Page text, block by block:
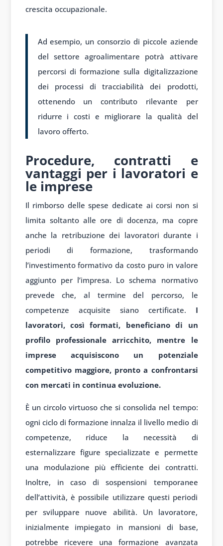
crescita occupazionale.
Ad esempio, un consorzio di piccole aziende
del settore agroalimentare potrà attivare
percorsi di formazione sulla digitalizzazione
dei processi di tracciabilità dei prodotti,
ottenendo un contributo rilevante per
ridurre i costi e migliorare la qualità del
lavoro offerto.
Procedure, contratti e
vantaggi per i lavoratori e
le imprese
Il rimborso delle spese dedicate ai corsi non si
limita soltanto alle ore di docenza, ma copre
anche la retribuzione dei lavoratori durante i
periodi di formazione, trasformando
l’investimento formativo da costo puro in valore
aggiunto per l’impresa. Lo schema normativo
prevede che, al termine del percorso, le
competenze acquisite siano certificate. I
lavoratori, così formati, beneficiano di un
profilo professionale arricchito, mentre le
imprese acquisiscono un potenziale
competitivo maggiore, pronto a confrontarsi
con mercati in continua evoluzione.
È un circolo virtuoso che si consolida nel tempo:
ogni ciclo di formazione innalza il livello medio di
competenze, riduce la necessità di
esternalizzare figure specializzate e permette
una modulazione più efficiente dei contratti.
Inoltre, in caso di sospensioni temporanee
dell’attività, è possibile utilizzare questi periodi
per sviluppare nuove abilità. Un lavoratore,
inizialmente impiegato in mansioni di base,
potrebbe ricevere una formazione avanzata